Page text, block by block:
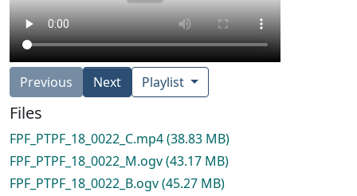
Previous Next Playlist
Files
FPF_PTPF_18_0022_C.mp4(38.83 MB)
FPF_PTPF_18_0022_M.ogv(43.17 MB)
FPF_PTPF_18_0022_B.ogv(45.27 MB)